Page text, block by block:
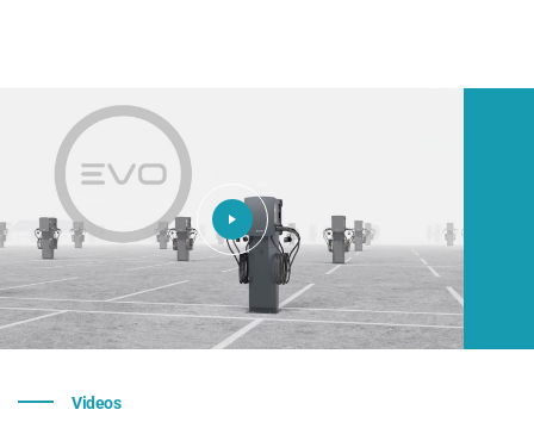
Videos